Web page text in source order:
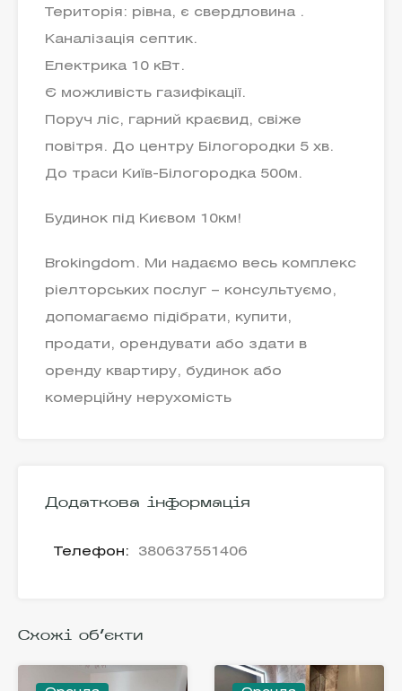
Територія: рівна, є свердловина .
Каналізація септик.
Електрика 10 кВт.
Є можливість газифікації.
Поруч ліс, гарний краєвид, свіже
повітря. До центру Білогородки 5 хв.
До траси Київ-Білогородка 500м.
Будинок під Києвом 10км!
Brokingdom. Ми надаємо весь комплекс
ріелторських послуг – консультуємо,
допомагаємо підібрати, купити,
продати, орендувати або здати в
оренду квартиру, будинок або
комерційну нерухомість
Додаткова інформація
Телефон: 380637551406
Схожі об'єкти